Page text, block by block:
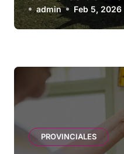
admin Feb 5, 2026
PROVINCIALES